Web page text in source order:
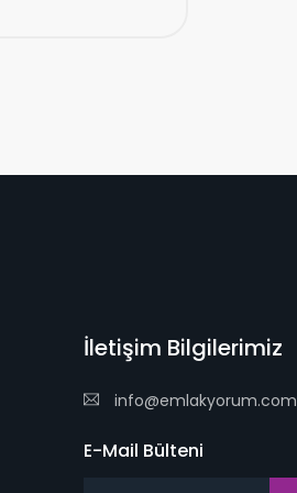
İletişim Bilgilerimiz
info@emlakyorum.com
E-Mail Bülteni